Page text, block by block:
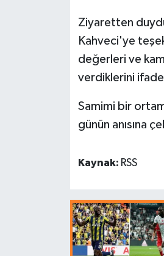
Ziyaretten
Kahveci'ye
değerleri ve
verdiklerini
Samimi bir
günün anısına
Kaynak: RSS